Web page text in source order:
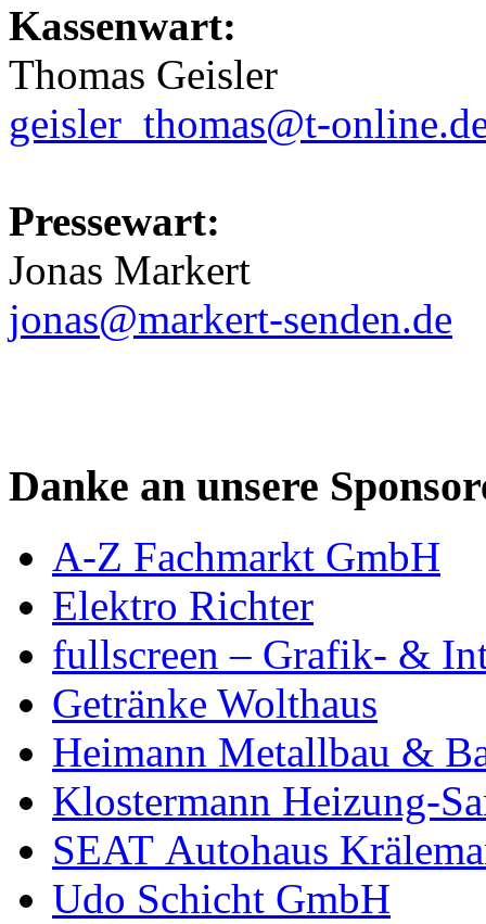
Kassenwart:
Thomas Geisler
geisler_thomas@t-
Pressewart:
Jonas Markert
jonas@markert-senden.de
Danke an unsere
A-Z Fachmarkt GmbH
Elektro Richter
fullscreen – Grafik- &
Getränke Wolthaus
Heimann Metallbau &
Klostermann Heizung-
SEAT Autohaus
Udo Schicht GmbH